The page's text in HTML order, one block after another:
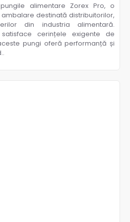
alimentare Zorex Pro, o
destinată distribuitorilor,
din industria alimentară.
cerințele exigente de
pungi oferă performanță și